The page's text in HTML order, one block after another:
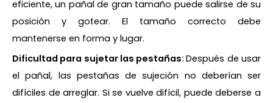
eficiente, un pañal de gran tamaño puede salirse de su
posición y gotear. El tamaño correcto debe
mantenerse en forma y lugar.
Dificultad para sujetar las pestañas:Después de usar
el pañal, las pestañas de sujeción no deberían ser
difíciles de arreglar. Si se vuelve difícil, puede deberse a